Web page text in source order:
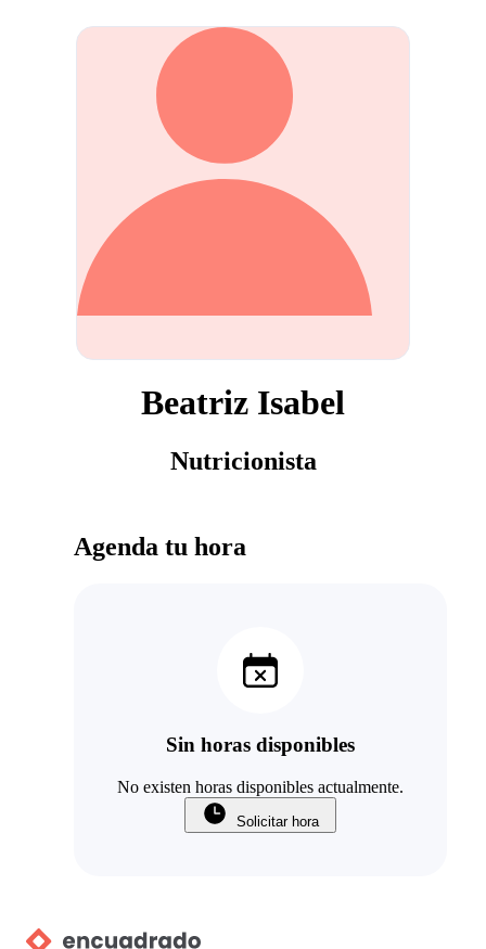
Beatriz Isabel
Nutricionista
Agenda tu hora
Sin horas disponibles
No existen horas disponibles actualmente.
Solicitar hora